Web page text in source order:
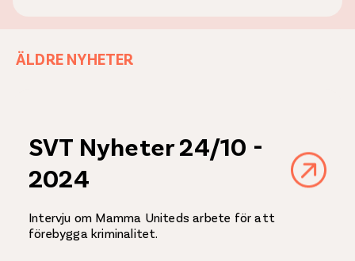
ÄLDRE NYHETER
SVT Nyheter 24/10 -
2024
Intervju om Mamma Uniteds arbete för att
förebygga kriminalitet.